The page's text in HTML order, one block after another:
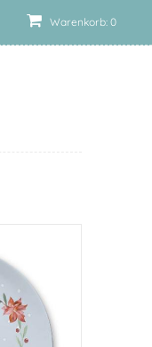
Warenkorb: 0